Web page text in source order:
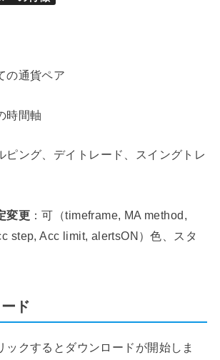
の通貨ペア
時間軸
ピング、デイトレード、スイングトレ
変更 ：可（timeframe, MA method,
step, Acc limit, alertsON）色、スタ
ド
ックするとダウンロードが開始しま